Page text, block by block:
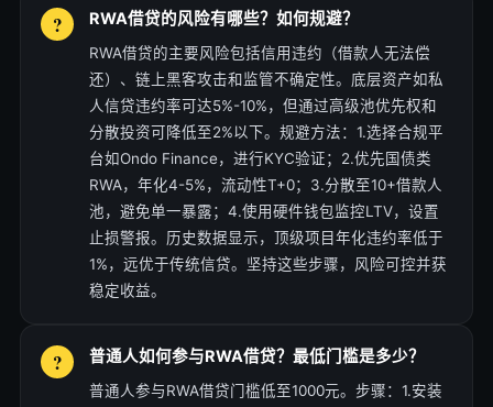
RWA借贷的风险有哪些？如何规避？
RWA借贷的主要风险包括信用违约（借款人无法偿
还）、链上黑客攻击和监管不确定性。底层资产如私
人信贷违约率可达5%-10%，但通过高级池优先权和
分散投资可降低至2%以下。规避方法：1.选择合规平
台如Ondo Finance，进行KYC验证；2.优先国债类
RWA，年化4-5%，流动性T+0；3.分散至10+借款人
池，避免单一暴露；4.使用硬件钱包监控LTV，设置
止损警报。历史数据显示，顶级项目年化违约率低于
1%，远优于传统信贷。坚持这些步骤，风险可控并获
稳定收益。
普通人如何参与RWA借贷？最低门槛是多少？
普通人参与RWA借贷门槛低至1000元。步骤：1.安装